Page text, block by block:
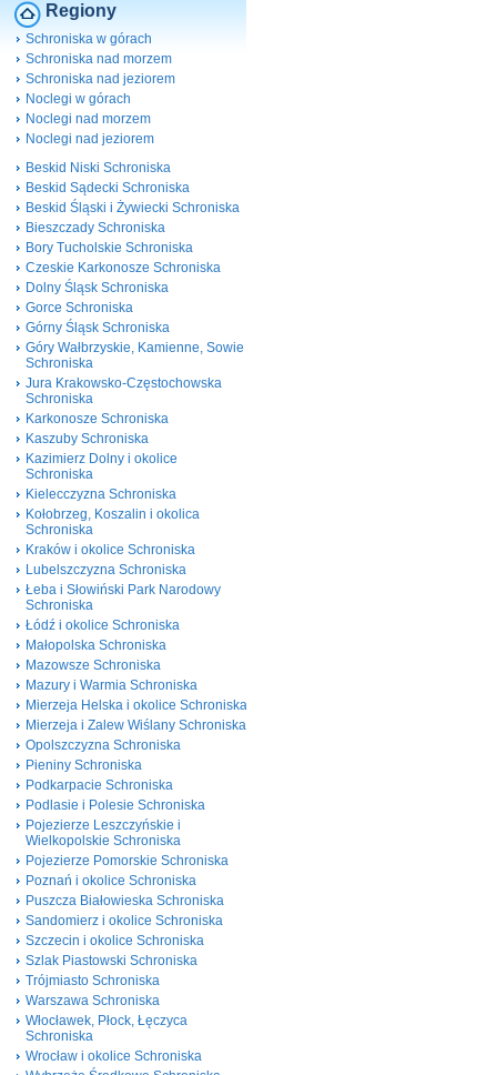
Regiony
Schroniska w górach
Schroniska nad morzem
Schroniska nad jeziorem
Noclegi w górach
Noclegi nad morzem
Noclegi nad jeziorem
Beskid Niski Schroniska
Beskid Sądecki Schroniska
Beskid Śląski i Żywiecki Schroniska
Bieszczady Schroniska
Bory Tucholskie Schroniska
Czeskie Karkonosze Schroniska
Dolny Śląsk Schroniska
Gorce Schroniska
Górny Śląsk Schroniska
Góry Wałbrzyskie, Kamienne, Sowie
Schroniska
Jura Krakowsko-Częstochowska
Schroniska
Karkonosze Schroniska
Kaszuby Schroniska
Kazimierz Dolny i okolice
Schroniska
Kielecczyzna Schroniska
Kołobrzeg, Koszalin i okolica
Schroniska
Kraków i okolice Schroniska
Lubelszczyzna Schroniska
Łeba i Słowiński Park Narodowy
Schroniska
Łódź i okolice Schroniska
Małopolska Schroniska
Mazowsze Schroniska
Mazury i Warmia Schroniska
Mierzeja Helska i okolice Schroniska
Mierzeja i Zalew Wiślany Schroniska
Opolszczyzna Schroniska
Pieniny Schroniska
Podkarpacie Schroniska
Podlasie i Polesie Schroniska
Pojezierze Leszczyńskie i
Wielkopolskie Schroniska
Pojezierze Pomorskie Schroniska
Poznań i okolice Schroniska
Puszcza Białowieska Schroniska
Sandomierz i okolice Schroniska
Szczecin i okolice Schroniska
Szlak Piastowski Schroniska
Trójmiasto Schroniska
Warszawa Schroniska
Włocławek, Płock, Łęczyca
Schroniska
Wrocław i okolice Schroniska